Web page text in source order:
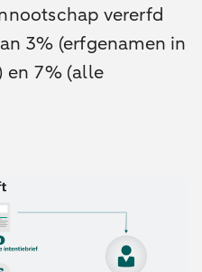
vererfd
3% (erfgenamen in
en 7% (alle